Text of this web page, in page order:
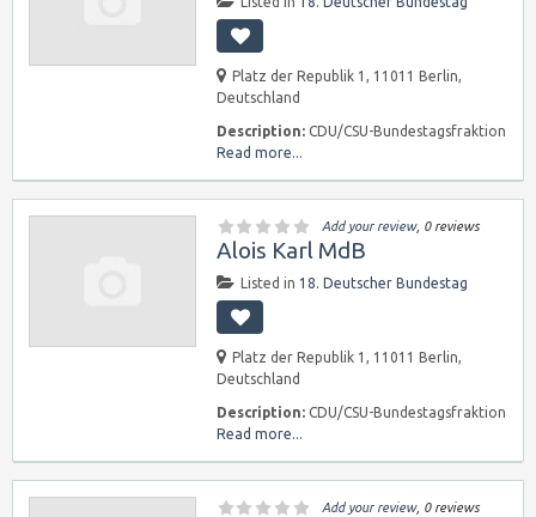
Platz der Republik 1, 11011 Berlin,
Deutschland
Description: CDU/CSU-Bundestagsfraktion
Read more...
Add your review, 0 reviews
Alois Karl MdB
Listed in 18. Deutscher Bundestag
Platz der Republik 1, 11011 Berlin,
Deutschland
Description: CDU/CSU-Bundestagsfraktion
Read more...
Add your review, 0 reviews